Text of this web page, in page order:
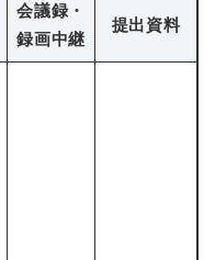
会議録・
録画中継
提出資料